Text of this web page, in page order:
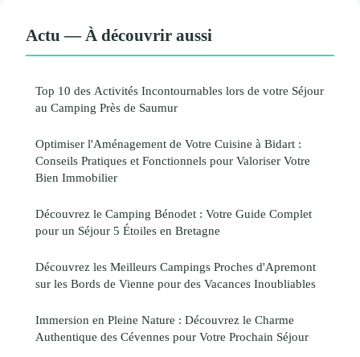
Actu — À découvrir aussi
Top 10 des Activités Incontournables lors de votre Séjour
au Camping Près de Saumur
Optimiser l'Aménagement de Votre Cuisine à Bidart :
Conseils Pratiques et Fonctionnels pour Valoriser Votre
Bien Immobilier
Découvrez le Camping Bénodet : Votre Guide Complet
pour un Séjour 5 Étoiles en Bretagne
Découvrez les Meilleurs Campings Proches d'Apremont
sur les Bords de Vienne pour des Vacances Inoubliables
Immersion en Pleine Nature : Découvrez le Charme
Authentique des Cévennes pour Votre Prochain Séjour